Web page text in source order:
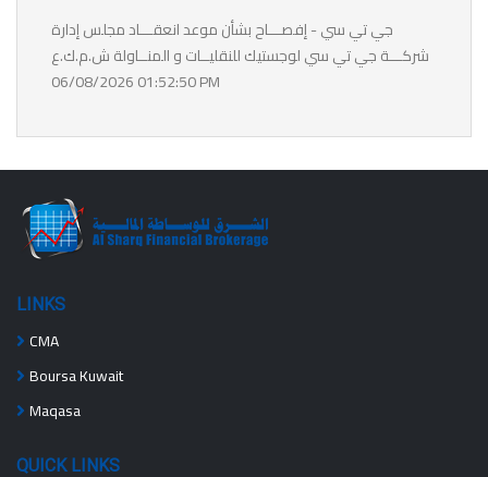
جي تي سي - إفصـــاح بشأن موعد انعقـــاد مجلس إدارة
شركـــة جي تي سي لوجستيك للنقليــات و المنــاولة ش.م.ك.ع
06/08/2026 01:52:50 PM
LINKS
CMA
Boursa Kuwait
Maqasa
QUICK LINKS